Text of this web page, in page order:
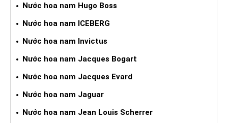
Nước hoa nam Hugo Boss
Nước hoa nam ICEBERG
Nước hoa nam Invictus
Nước hoa nam Jacques Bogart
Nước hoa nam Jacques Evard
Nước hoa nam Jaguar
Nước hoa nam Jean Louis Scherrer